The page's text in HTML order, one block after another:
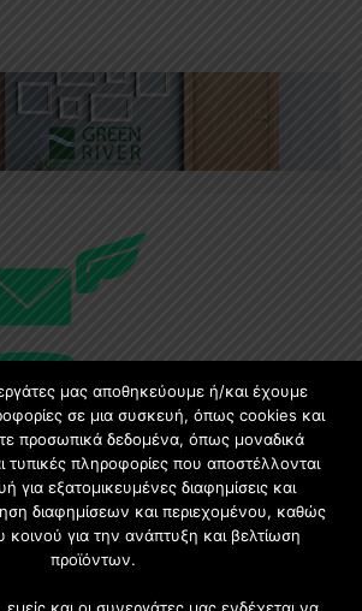
διαδικτυακής κοινότητας, ειδικά
και λάτρεις της κατασκευής και
μας αποθηκεύουμε ή/και έχουμε
σε μια συσκευή, όπως cookies και
προσωπικά δεδομένα, όπως μοναδικά
τυπικές πληροφορίες που αποστέλλονται
για εξατομικευμένες διαφημίσεις και
διαφημίσεων και περιεχομένου, καθώς
κοινού για την ανάπτυξη και βελτίωση
προϊόντων.